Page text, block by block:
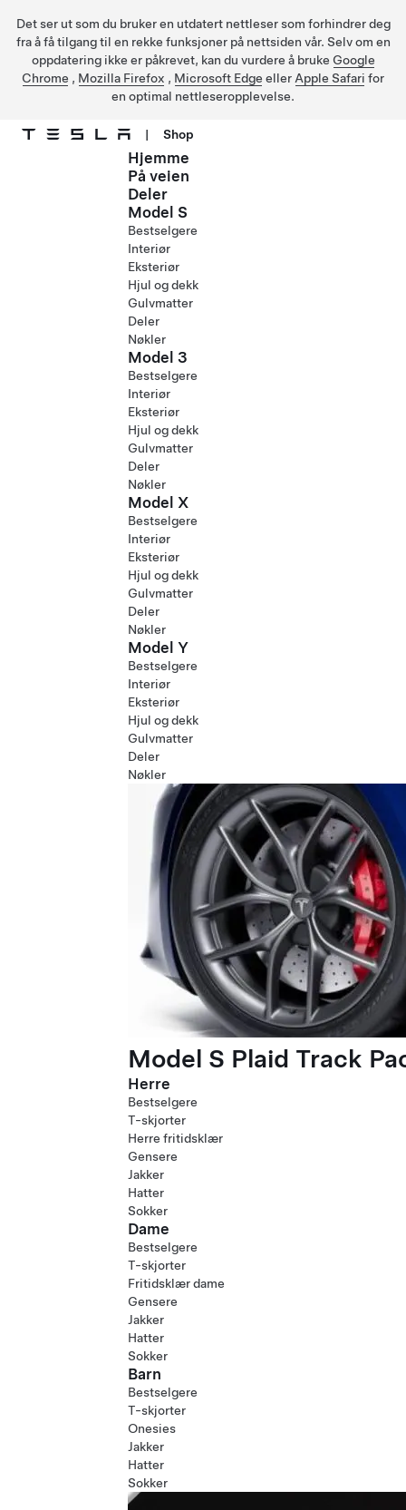
Det ser ut som du bruker en utdatert nettleser som forhindrer deg
fra å få tilgang til en rekke funksjoner på nettsiden vår. Selv om en
oppdatering ikke er påkrevet, kan du vurdere å bruke Google
Chrome , Mozilla Firefox , Microsoft Edge eller Apple Safari for
en optimal nettleseropplevelse.
| Shop
Hjemme
På veien
Deler
Model S
Bestselgere
Interiør
Eksteriør
Hjul og dekk
Gulvmatter
Deler
Nøkler
Model 3
Bestselgere
Interiør
Eksteriør
Hjul og dekk
Gulvmatter
Deler
Nøkler
Model X
Bestselgere
Interiør
Eksteriør
Hjul og dekk
Gulvmatter
Deler
Nøkler
Model Y
Bestselgere
Interiør
Eksteriør
Hjul og dekk
Gulvmatter
Deler
Nøkler
Model S Plaid Track
Herre
Bestselgere
T-skjorter
Herre fritidsklær
Gensere
Jakker
Hatter
Sokker
Dame
Bestselgere
T-skjorter
Fritidsklær dame
Gensere
Jakker
Hatter
Sokker
Barn
Bestselgere
T-skjorter
Onesies
Jakker
Hatter
Sokker